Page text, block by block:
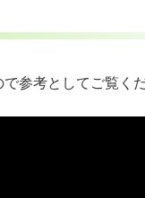
参考としてご覧くだ